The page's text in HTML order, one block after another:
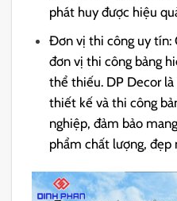
phát huy được hiệu
Đơn vị thi công uy tín:
đơn vị thi công bảng
thể thiếu. DP Decor
thiết kế và thi công
nghiệp, đảm bảo
phẩm chất lượng, đẹp